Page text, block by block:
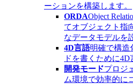
ーションを構築します。
ORDAObject
てオブジェクト指
なデータモデルを
4D言語明確で構造
ドを書くために4D
開発モードプロジ
ム環境で効率的に